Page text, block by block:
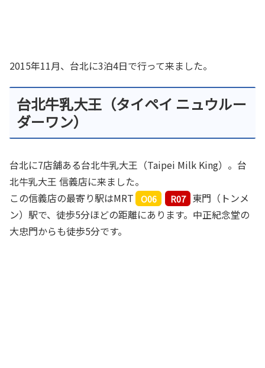
2015年11月、台北に3泊4日で行って来ました。
台北牛乳大王（タイペイ ニュウルー
ダーワン）
台北に7店舗ある台北牛乳大王（Taipei Milk King）。台
北牛乳大王 信義店に来ました。
この信義店の最寄り駅はMRT
O06 R07 東門（トンメ
ン）駅で、徒歩5分ほどの距離にあります。中正紀念堂の
大忠門からも徒歩5分です。